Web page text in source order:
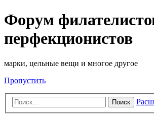
Форум
перфекционистов
марки, цельные вещи и многое другое
Пропустить
Поиск